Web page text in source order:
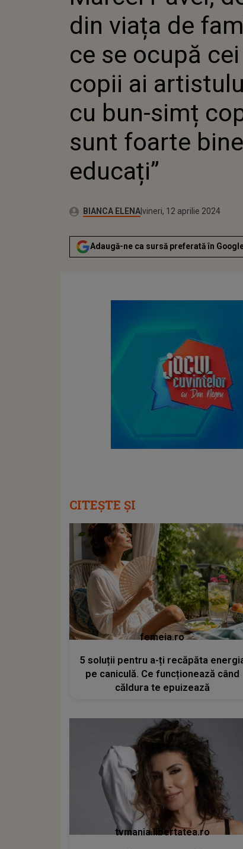
AI
din viața de
ce se ocupă
copii ai
cu bun-simț
sunt foarte bine
educați”
Autor:BIANCA ELENAPublicat:
vineri, 12 aprilie 2024
Adaugă-ne ca sursă preferată în
CITEȘTE ȘI
femeia.ro
5 soluții pentru a-ți recăpăta
pe caniculă. Ce funcționează când
căldura te epuizează
tvmania.libertatea.ro